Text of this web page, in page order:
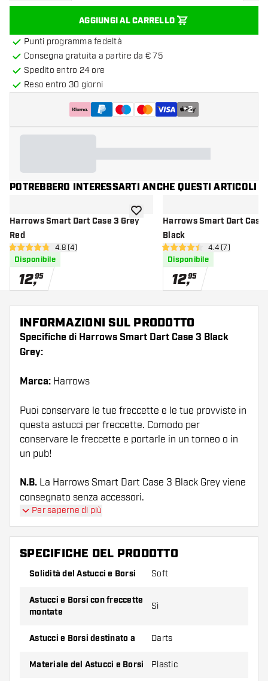
AGGIUNGI AL CARRELLO
Punti programma fedeltà
Consegna gratuita a partire da € 75
Spedito entro 24 ore
Reso entro 30 giorni
+2
POTREBBERO INTERESSARTI ANCHE QUESTI ARTICOLI
Harrows Smart Dart Case 3 Grey
Red
apri pannello recensioni
4.8 stelle di valutazione
4.8 (4)
Disponibile
12,95
aggiungi alla lista dei desideri
Harrows Smart Dart Case
Black
apri pannello
4.4 stelle di valutazione
4.4 (7)
Disponibile
12,95
INFORMAZIONI SUL PRODOTTO
Specifiche di Harrows Smart Dart Case 3 Black
Grey:
Marca: Harrows
Puoi conservare le tue freccette e le tue provviste in
questa astucci per freccette. Comodo per
conservare le freccette e portarle in un torneo o in
un pub!
N.B. La Harrows Smart Dart Case 3 Black Grey viene
consegnato senza accessori.
Per saperne di più
SPECIFICHE DEL PRODOTTO
Solidità del Astucci e Borsi Soft
Astucci e Borsi con freccette
montate
Sì
Astucci e Borsi destinato a Darts
Materiale del Astucci e Borsi Plastic